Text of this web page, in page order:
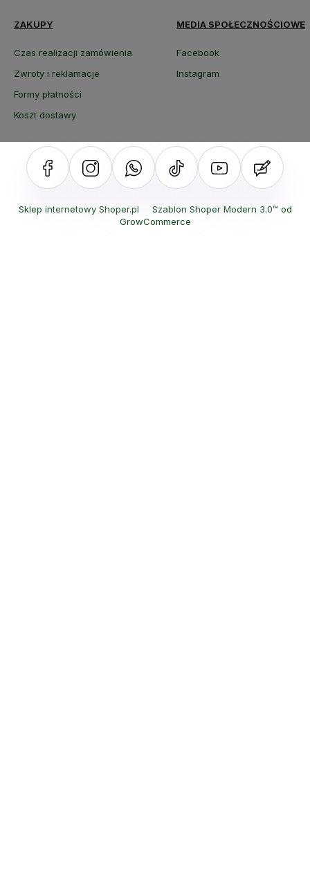
ZAKUPY
Czas realizacji zamówienia
Zwroty i reklamacje
Formy płatności
Koszt dostawy
MEDIA SPOŁECZNOŚCIOWE
Facebook
Instagram
Sklep internetowy Shoper.pl Szablon Shoper Modern 3.0™ od
GrowCommerce